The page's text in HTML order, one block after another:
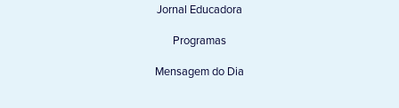
Jornal Educadora
Programas
Mensagem do Dia